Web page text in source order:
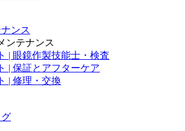
ンス
ンテナンス
| 眼鏡作製技能士・検査
| 保証とアフターケア
| 修理・交換